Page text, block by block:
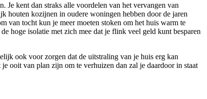
Je kent dan straks alle voordelen van het vervangen van
houten kozijnen in oudere woningen hebben door de jaren
van tocht kun je meer moeten stoken om het huis warm te
hoge isolatie met zich mee dat je flink veel geld kunt besparen
ook voor zorgen dat de uitstraling van je huis erg kan
ooit van plan zijn om te verhuizen dan zal je daardoor in staat